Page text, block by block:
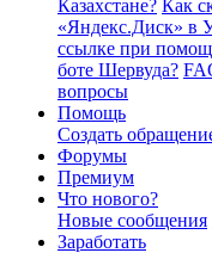
Казахстане? Как
«Яндекс.Диск» в
ссылке при
боте Шервуда?
вопросы
Помощь
Создать
Форумы
Премиум
Что нового?
Новые сообщения
Заработать